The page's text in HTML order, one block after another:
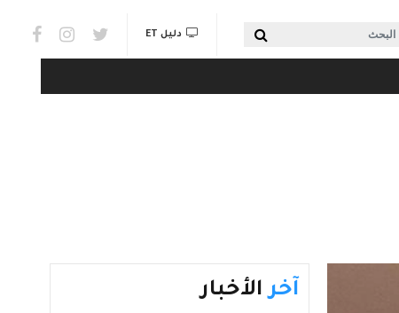
البحث links & Watch
دليل ET
آخر الأخبار